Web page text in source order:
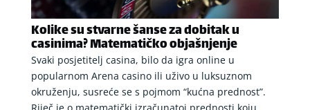
Kolike su stvarne šanse za dobitak u
casinima? Matematičko objašnjenje
Svaki posjetitelj casina, bilo da igra online u
popularnom Arena casino ili uživo u luksuznom
okruženju, susreće se s pojmom “kućna prednost”.
Riječ je o matematički izračunatoj prednosti koju